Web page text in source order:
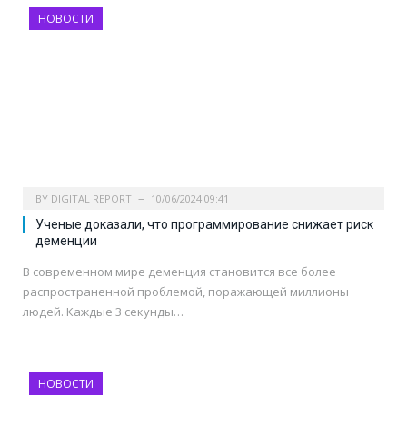
НОВОСТИ
BY DIGITAL REPORT 10/06/2024 09:41
Ученые доказали, что программирование снижает риск
деменции
В современном мире деменция становится все более
распространенной проблемой, поражающей миллионы
людей. Каждые 3 секунды…
НОВОСТИ